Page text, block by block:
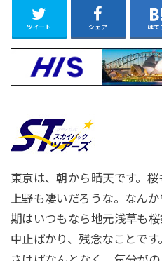
ツイート シェア はて
東京は、朝から晴天です。
上野も凄いだろうな。なん
期はいつもなら地元浅草も
中止ばかり、残念なことで